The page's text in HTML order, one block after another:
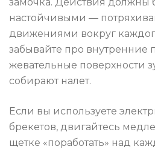
настойчивыми —
движениями вокруг
забывайте про внутренние
жевательные поверхности
собирают налет.
Если вы используете
брекетов, двигайтесь
щетке «поработать» над